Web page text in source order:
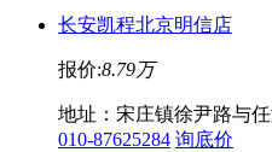
长安凯程北京明信店
报价:8.79万
地址：宋庄镇徐尹路与
010-87625284 询底价